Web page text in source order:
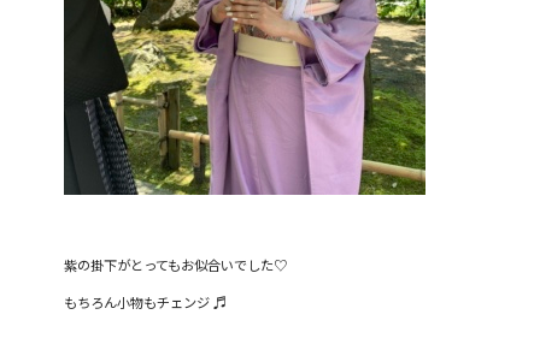
紫の掛下がとってもお似合いでした♡
もちろん小物もチェンジ ♬︎